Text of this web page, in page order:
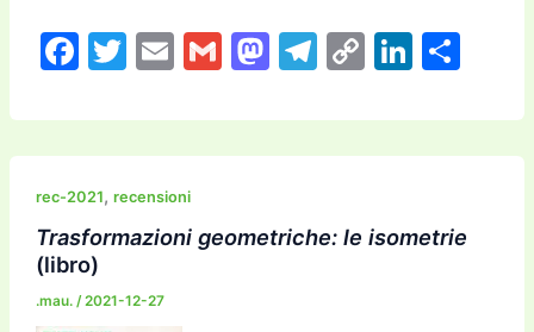
F
c
e
b
o
o
k
T
itt
er
E
ai
l
G
ai
l
M
st
o
o
T
e
gr
m
C
p
y
n
Li
k
e
n
C
n
di
di
rec-2021, recensioni
Trasformazioni geometriche: le isometrie
(libro)
.mau. /2021-12-27